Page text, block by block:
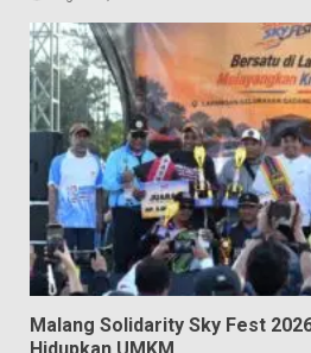
Malang Solidarity Sky Fest
Hidupkan UMKM